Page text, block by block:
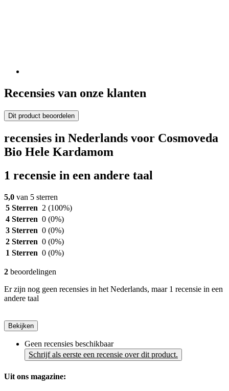
Recensies van onze klanten
Dit product beoordelen
recensies in Nederlands voor Cosmoveda
Bio Hele Kardamom
1 recensie in een andere taal
5,0 van 5 sterren
5 Sterren 2 (100%)
4 Sterren 0 (0%)
3 Sterren 0 (0%)
2 Sterren 0 (0%)
1 Sterren 0 (0%)
2 beoordelingen
Er zijn nog geen recensies in het Nederlands, maar 1 recensie in een
andere taal
Bekijken
Geen recensies beschikbaar
Schrijf als eerste een recensie over dit product.
Uit ons magazine: